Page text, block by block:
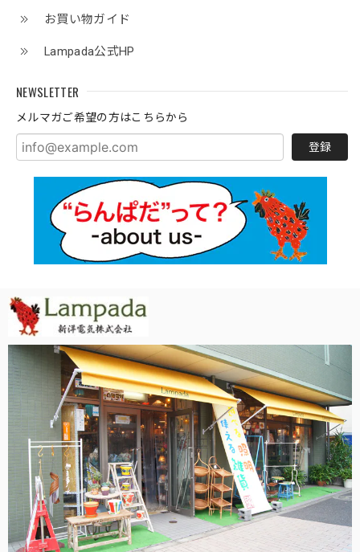
お買い物ガイド
Lampada公式HP
NEWSLETTER
メルマガご希望の方はこちらから
登録